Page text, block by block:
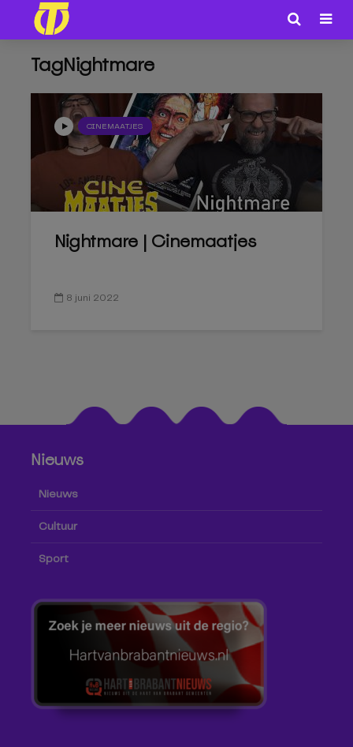
TagNightmare
CINEMAATJES
Nightmare | Cinemaatjes
8 juni 2022
Nieuws
Nieuws
Cultuur
Sport